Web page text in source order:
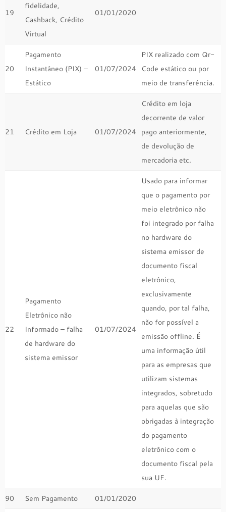
19
fidelidade,
Cashback, Crédito
Virtual
01/01/2020
20
Pagamento
Instantâneo (PIX) –
Estático
01/07/2024
PIX realizado com Qr-
Code estático ou por
meio de transferência.
21 Crédito em Loja 01/07/2024
Crédito em loja
decorrente de valor
pago anteriormente,
de devolução de
mercadoria etc.
22
Pagamento
Eletrônico não
Informado – falha
de hardware do
sistema emissor
01/07/2024
Usado para informar
que o pagamento por
meio eletrônico não
foi integrado por falha
no hardware do
sistema emissor de
documento fiscal
eletrônico,
exclusivamente
quando, por tal falha,
não for possível a
emissão offline. É
uma informação útil
para as empresas que
utilizam sistemas
integrados, sobretudo
para aquelas que são
obrigadas à integração
do pagamento
eletrônico com o
documento fiscal pela
sua UF.
90 Sem Pagamento 01/01/2020